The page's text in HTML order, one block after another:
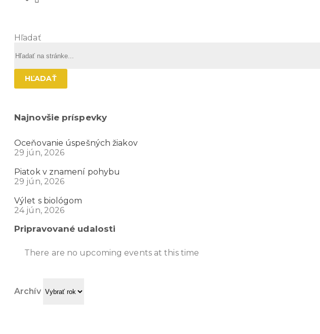
Hľadať
HĽADAŤ
Najnovšie príspevky
Oceňovanie úspešných žiakov
29 jún, 2026
Piatok v znamení pohybu
29 jún, 2026
Výlet s biológom
24 jún, 2026
Pripravované udalosti
There are no upcoming events at this time
Archív